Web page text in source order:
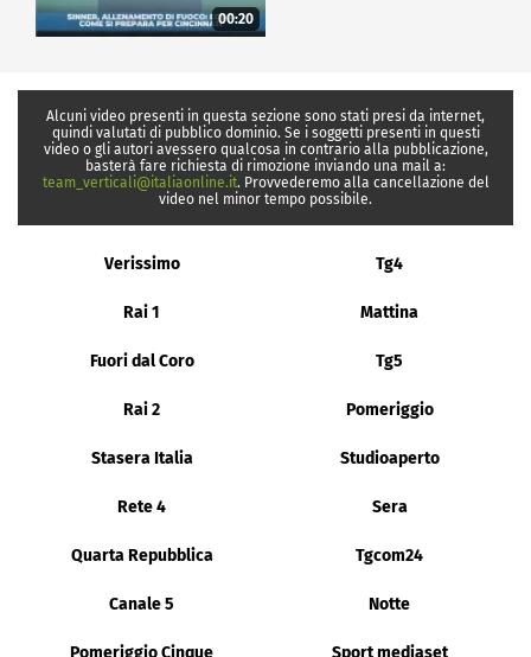
00:20
Alcuni video presenti in questa sezione sono stati presi da internet,
quindi valutati di pubblico dominio. Se i soggetti presenti in questi
video o gli autori avessero qualcosa in contrario alla pubblicazione,
basterà fare richiesta di rimozione inviando una mail a:
team_verticali@italiaonline.it. Provvederemo alla cancellazione del
video nel minor tempo possibile.
Verissimo Tg4
Rai 1 Mattina
Fuori dal Coro Tg5
Rai 2 Pomeriggio
Stasera Italia Studioaperto
Rete 4 Sera
Quarta Repubblica Tgcom24
Canale 5 Notte